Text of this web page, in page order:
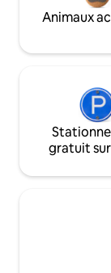
Animaux
gratuit